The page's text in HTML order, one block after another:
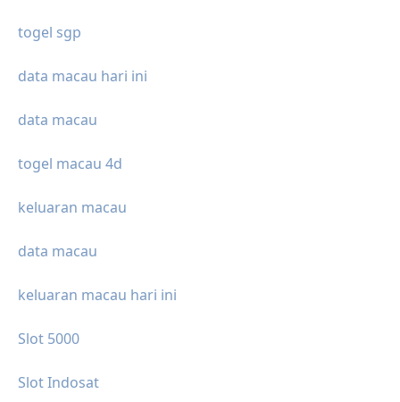
togel sgp
data macau hari ini
data macau
togel macau 4d
keluaran macau
data macau
keluaran macau hari ini
Slot 5000
Slot Indosat